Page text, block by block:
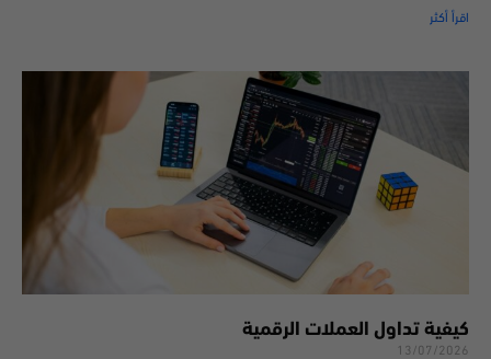
اقرأ أكثر
كيفية تداول العملات الرقمية
13/07/2026